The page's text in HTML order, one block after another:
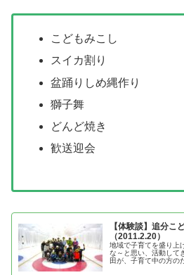
こどもみこし
スイカ割り
盆踊りしめ縄作り
獅子舞
どんど焼き
歓送迎会
【体験談】追分
（2011.2.20）
地域で子育てを盛り上
な～と思い、活動して
田が、子育て中の方の